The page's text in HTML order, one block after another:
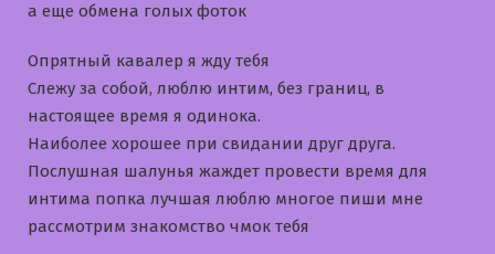
а еще обмена голых фоток
Опрятный кавалер я жду тебя
Слежу за собой, люблю интим, без границ, в
настоящее время я одинока.
Наиболее хорошее при свидании друг друга.
Послушная шалунья жаждет провести время для
интима попка лучшая люблю многое пиши мне
рассмотрим знакомство чмок тебя